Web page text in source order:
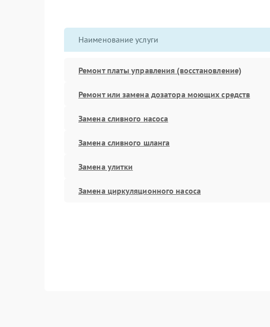
Наименование услуги
Ремонт платы управления (восстановление)
Ремонт или замена дозатора моющих средств
Замена сливного насоса
Замена сливного шланга
Замена улитки
Замена циркуляционного насоса